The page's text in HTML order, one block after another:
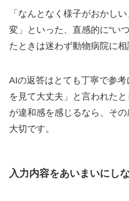
「なんとなく様子がおかし
変」といった、直感的に“い
たときは迷わず動物病院に相
AIの返答はとても丁寧で参
を見て大丈夫」と言われたと
が違和感を感じるなら、そ
大切です。
入力内容をあいまいにし